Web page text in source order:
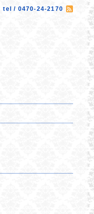
tel / 0470-24-2170